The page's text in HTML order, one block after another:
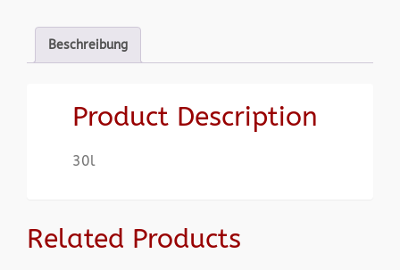
Beschreibung
Product Description
30l
Related Products